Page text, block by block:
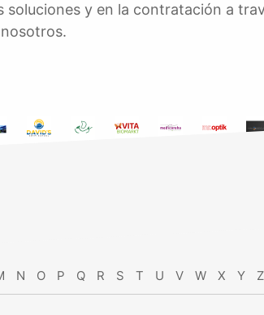
y en la contratación a
N O P Q R S T U V W X Y Z